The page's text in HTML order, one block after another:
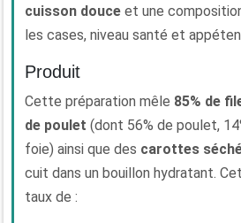
cuisson douce et une
les cases, niveau santé et
Produit
Cette préparation mêle 85% de
de poulet (dont 56% de poulet,
foie) ainsi que des carottes
cuit dans un bouillon hydratant.
taux de :